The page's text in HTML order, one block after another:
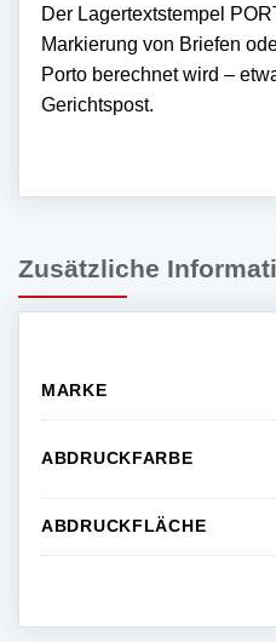
Der Lagertextstempel
Markierung von Briefen
Porto berechnet wird –
Gerichtspost.
Zusätzliche
MARKE
ABDRUCKFARBE
ABDRUCKFLÄCHE